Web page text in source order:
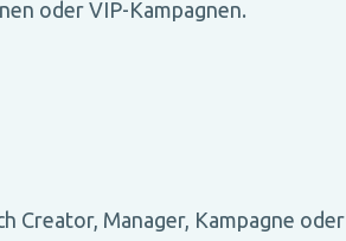
oder VIP-Kampagnen.
Creator, Manager, Kampagne oder